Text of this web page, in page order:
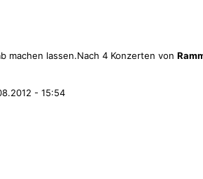
machen lassen.Nach 4 Konzerten von
- 15:54